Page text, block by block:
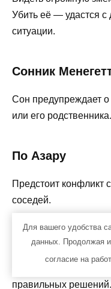
Убить её — удастся с
ситуации.
Сонник
Сон предупреждает
или его родственника.
По Азару
Предстоит конфликт
соседей.
По Иванову
Большая змея —
правильных решений.
Для вашего удобства
данных. Продолжая
согласие на